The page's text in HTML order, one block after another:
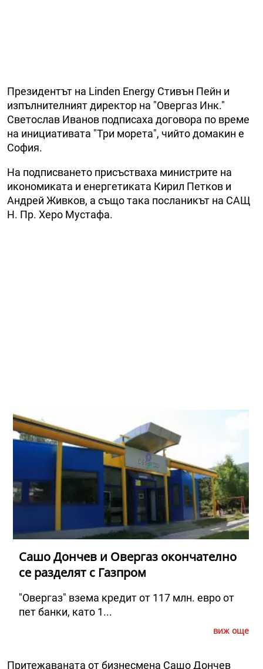
Президентът на Linden Energy Стивън Пейн и
изпълнителният директор на "Овергаз Инк."
Светослав Иванов подписаха договора по време
на инициативата "Три морета", чийто домакин е
София.
На подписването присъстваха министрите на
икономиката и енергетиката Кирил Петков и
Андрей Живков, а също така посланикът на САЩ
Н. Пр. Херо Мустафа.
Сашо Дончев и Овергаз окончателно
се разделят с Газпром
"Овергаз" взема кредит от 117 млн. евро от
пет банки, като 1...
виж още
Притежаваната от бизнесмена Сашо Дончев